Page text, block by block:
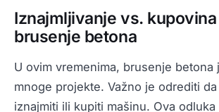
Iznajmljivanje vs.
brusenje betona
U ovim vremenima, brusenje betona
mnoge projekte. Važno je odrediti
iznajmiti ili kupiti mašinu. Ova